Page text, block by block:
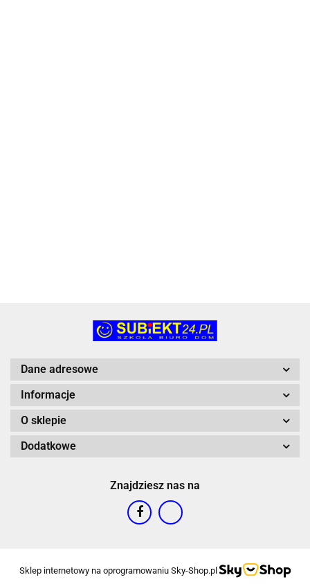
Dane adresowe
Informacje
O sklepie
Dodatkowe
Znajdziesz nas na
Sklep internetowy na oprogramowaniu Sky-Shop.pl